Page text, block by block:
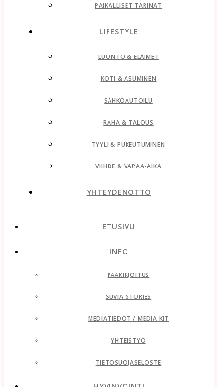
PAIKALLISET TARINAT
LIFESTYLE
LUONTO & ELÄIMET
KOTI & ASUMINEN
SÄHKÖAUTOILU
RAHA & TALOUS
TYYLI & PUKEUTUMINEN
VIIHDE & VAPAA-AIKA
YHTEYDENOTTO
ETUSIVU
INFO
PÄÄKIRJOITUS
SUVIA STORIES
MEDIATIEDOT / MEDIA KIT
YHTEISTYÖ
TIETOSUOJASELOSTE